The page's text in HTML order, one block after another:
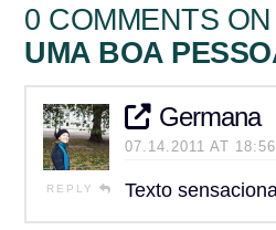
0 COMMENTS ON
UMA BOA
REPLY
Germana
07.14.2011 AT 18:56
Texto